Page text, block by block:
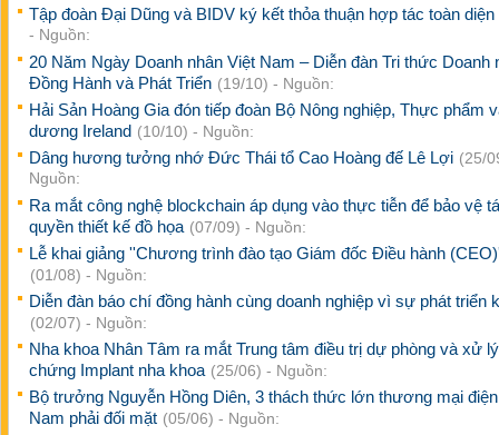
Tập đoàn Đại Dũng và BIDV ký kết thỏa thuận hợp tác toàn diện
- Nguồn:
20 Năm Ngày Doanh nhân Việt Nam – Diễn đàn Tri thức Doanh
Đồng Hành và Phát Triển (19/10) - Nguồn:
Hải Sản Hoàng Gia đón tiếp đoàn Bộ Nông nghiệp, Thực phẩm
dương Ireland (10/10) - Nguồn:
Dâng hương tưởng nhớ Đức Thái tổ Cao Hoàng đế Lê Lợi (25/
Nguồn:
Ra mắt công nghệ blockchain áp dụng vào thực tiễn để bảo vệ
quyền thiết kế đồ họa (07/09) - Nguồn:
Lễ khai giảng ''Chương trình đào tạo Giám đốc Điều hành
(01/08) - Nguồn:
Diễn đàn báo chí đồng hành cùng doanh nghiệp vì sự phát triển
(02/07) - Nguồn:
Nha khoa Nhân Tâm ra mắt Trung tâm điều trị dự phòng và xử
chứng Implant nha khoa (25/06) - Nguồn:
Bộ trưởng Nguyễn Hồng Diên, 3 thách thức lớn thương mại
Nam phải đối mặt (05/06) - Nguồn: